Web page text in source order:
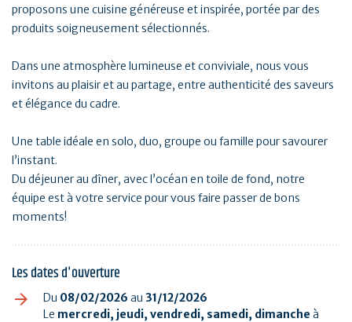
proposons une cuisine généreuse et inspirée, portée par des
produits soigneusement sélectionnés.
Dans une atmosphère lumineuse et conviviale, nous vous
invitons au plaisir et au partage, entre authenticité des saveurs
et élégance du cadre.
Une table idéale en solo, duo, groupe ou famille pour savourer
l’instant.
Du déjeuner au dîner, avec l’océan en toile de fond, notre
équipe est à votre service pour vous faire passer de bons
moments!
Les dates d'ouverture
Du 08/02/2026 au 31/12/2026
Le mercredi, jeudi, vendredi, samedi, dimanche à